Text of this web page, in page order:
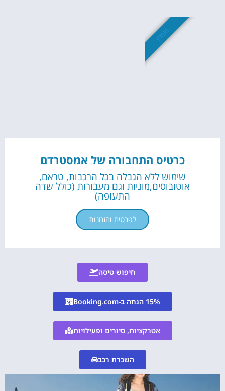
כרטיס התחבורה של אמסטרדם
שימוש ללא הגבלה בכל הרכבות, טראם,
אוטובוסים,מוניות וגם מעבורות (כולל שדה
התעופה)
לפרטים והזמנות
מומלץ
חיפוש טיסה
15% הנחה ב-Booking.com
אטרקציות, סיורים ופעילויות
השכרת רכב